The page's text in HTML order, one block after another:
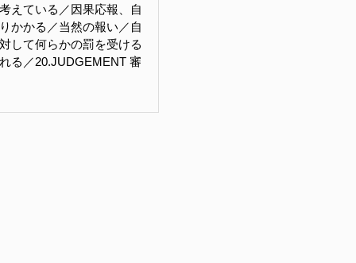
えている／因果応報、自
かかる／当然の報い／自
して何らかの罰を受ける
る／20.JUDGEMENT 審